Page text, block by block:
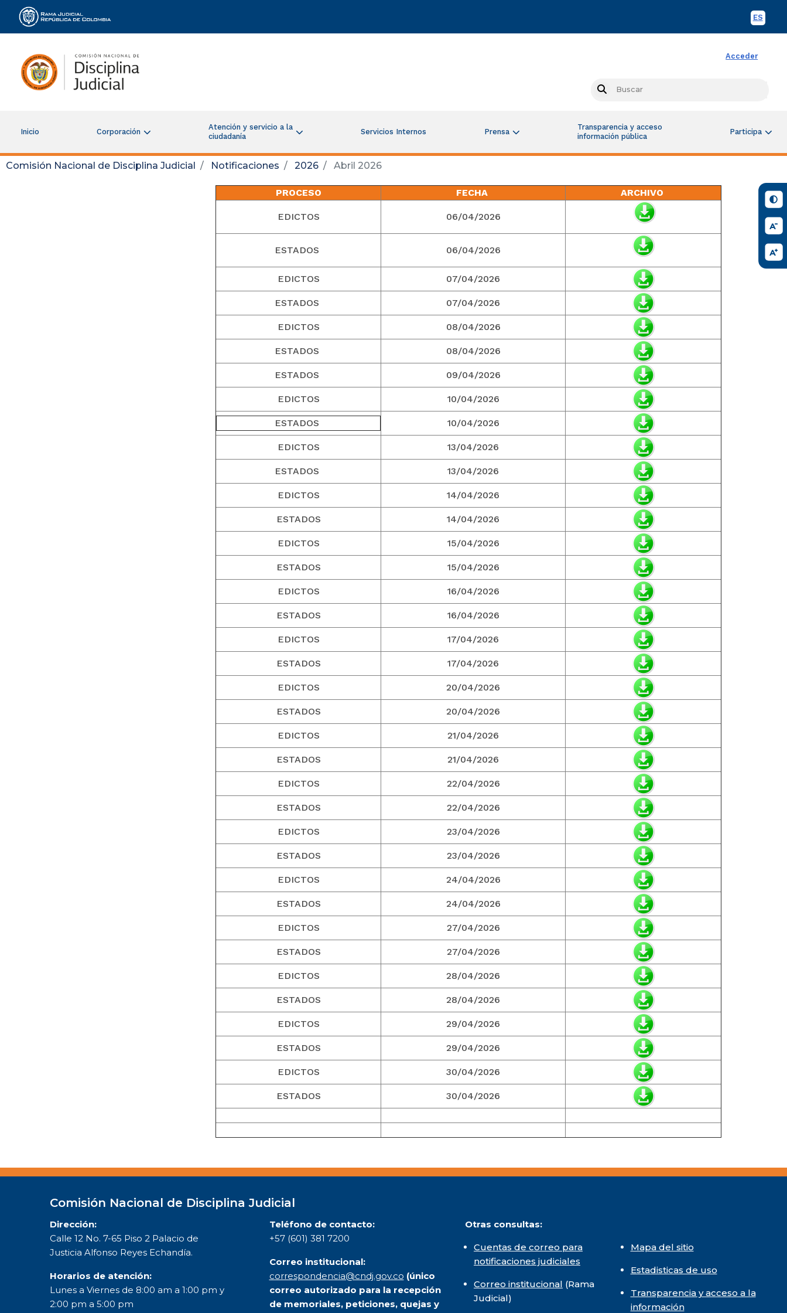
ES
Rama Judicial
Acceder
Inicio Corporación
Atención y servicio a la
ciudadanía
Servicios Internos Prensa
Transparencia y acceso
información pública
Participa
Comisión Nacional de Disciplina Judicial Notificaciones 2026 Abril 2026
PROCESO FECHA ARCHIVO
EDICTOS 06/04/2026
ESTADOS 06/04/2026
EDICTOS 07/04/2026
ESTADOS 07/04/2026
EDICTOS 08/04/2026
ESTADOS 08/04/2026
ESTADOS 09/04/2026
EDICTOS 10/04/2026
ESTADOS 10/04/2026
EDICTOS 13/04/2026
ESTADOS 13/04/2026
EDICTOS 14/04/2026
ESTADOS 14/04/2026
EDICTOS 15/04/2026
ESTADOS 15/04/2026
EDICTOS 16/04/2026
ESTADOS 16/04/2026
EDICTOS 17/04/2026
ESTADOS 17/04/2026
EDICTOS 20/04/2026
ESTADOS 20/04/2026
EDICTOS 21/04/2026
ESTADOS 21/04/2026
EDICTOS 22/04/2026
ESTADOS 22/04/2026
EDICTOS 23/04/2026
ESTADOS 23/04/2026
EDICTOS 24/04/2026
ESTADOS 24/04/2026
EDICTOS 27/04/2026
ESTADOS 27/04/2026
EDICTOS 28/04/2026
ESTADOS 28/04/2026
EDICTOS 29/04/2026
ESTADOS 29/04/2026
EDICTOS 30/04/2026
ESTADOS 30/04/2026
Comisión Nacional de Disciplina Judicial
Dirección:
Calle 12 No. 7-65 Piso 2 Palacio de
Justicia Alfonso Reyes Echandía.
Horarios de atención:
Lunes a Viernes de 8:00 am a 1:00 pm y
2:00 pm a 5:00 pm
Teléfono de contacto:
+57 (601) 381 7200
Correo institucional:
correspondencia@cndj.gov.co (único
correo autorizado para la recepción
de memoriales, peticiones, quejas y
Otras consultas:
Cuentas de correo para
notificaciones judiciales
Correo institucional (Rama
Judicial)
Mapa del sitio
Estadisticas de uso
Transparencia y acceso a la
información